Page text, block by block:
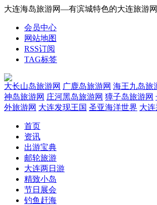
大连海岛旅游网—有滨城特色的大连旅游网
会员中心
网站地图
RSS订阅
TAG标签
大长山岛旅游网 广鹿岛旅游网 海王九岛旅
神岛旅游网 庄河黑岛旅游网 獐子岛旅游网
外旅游网 大连发现王国 圣亚海洋世界 大连
首页
资讯
出游宝典
邮轮旅游
大连两日游
精致小岛
节日展会
钓鱼赶海